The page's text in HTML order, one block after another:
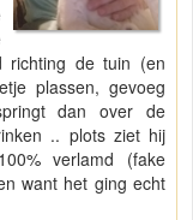
richting de tuin (en
plassen, gevoeg
dan over de
.. plots ziet hij
verlamd (fake
want het ging echt